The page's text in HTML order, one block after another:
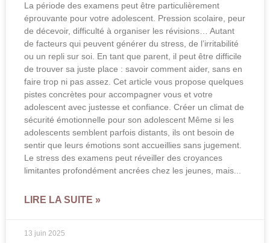
La période des examens peut être particulièrement
éprouvante pour votre adolescent. Pression scolaire, peur
de décevoir, difficulté à organiser les révisions… Autant
de facteurs qui peuvent générer du stress, de l’irritabilité
ou un repli sur soi. En tant que parent, il peut être difficile
de trouver sa juste place : savoir comment aider, sans en
faire trop ni pas assez. Cet article vous propose quelques
pistes concrètes pour accompagner vous et votre
adolescent avec justesse et confiance. Créer un climat de
sécurité émotionnelle pour son adolescent Même si les
adolescents semblent parfois distants, ils ont besoin de
sentir que leurs émotions sont accueillies sans jugement.
Le stress des examens peut réveiller des croyances
limitantes profondément ancrées chez les jeunes, mais
LIRE LA SUITE »
13 juin 2025